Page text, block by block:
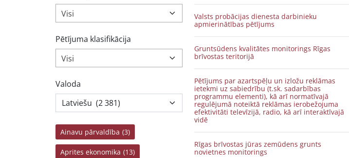
Visi
Pētījuma klasifikācija
Visi
Valoda
Ainavu pārvaldība (3)
Aprites ekonomika (13)
Valsts probācijas dienesta darbinieku
apmierinātības pētījums
Gruntsūdens kvalitātes monitorings Rīgas
brīvostas teritorijā
Pētījums par azartspēļu un izložu reklāmas
ietekmi uz sabiedrību (t.sk. sadarbības
programmu elementi), kā arī normatīvajā
regulējumā noteiktā reklāmas ierobežojuma
efektivitāti televīzijā, radio, kā arī interaktīvajā
vidē
Rīgas brīvostas jūras zemūdens grunts
novietnes monitorings